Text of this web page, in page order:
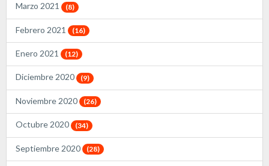
Marzo 2021 (8)
Febrero 2021 (16)
Enero 2021 (12)
Diciembre 2020 (9)
Noviembre 2020 (26)
Octubre 2020 (34)
Septiembre 2020 (28)